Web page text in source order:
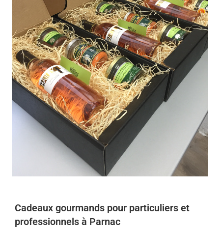
Cadeaux gourmands pour particuliers et
professionnels à Parnac